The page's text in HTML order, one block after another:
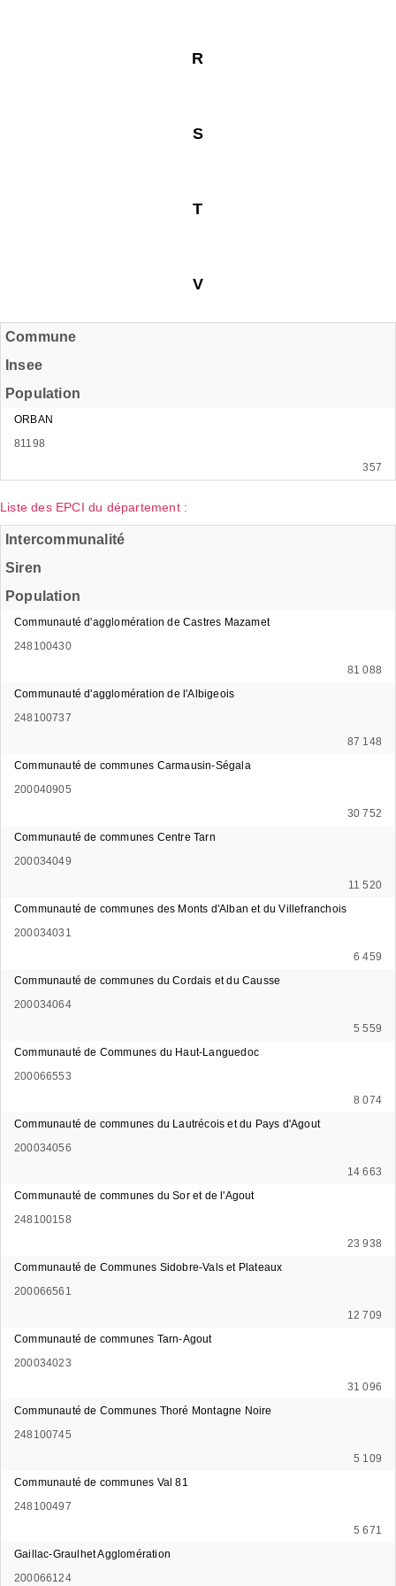
R
S
T
V
Commune
Insee
Population
ORBAN
81198
357
Liste des EPCI du département :
Intercommunalité
Siren
Population
Communauté d'agglomération de Castres Mazamet
248100430
81 088
Communauté d'agglomération de l'Albigeois
248100737
87 148
Communauté de communes Carmausin-Ségala
200040905
30 752
Communauté de communes Centre Tarn
200034049
11 520
Communauté de communes des Monts d'Alban et du Villefranchois
200034031
6 459
Communauté de communes du Cordais et du Causse
200034064
5 559
Communauté de Communes du Haut-Languedoc
200066553
8 074
Communauté de communes du Lautrécois et du Pays d'Agout
200034056
14 663
Communauté de communes du Sor et de l'Agout
248100158
23 938
Communauté de Communes Sidobre-Vals et Plateaux
200066561
12 709
Communauté de communes Tarn-Agout
200034023
31 096
Communauté de Communes Thoré Montagne Noire
248100745
5 109
Communauté de communes Val 81
248100497
5 671
Gaillac-Graulhet Agglomération
200066124